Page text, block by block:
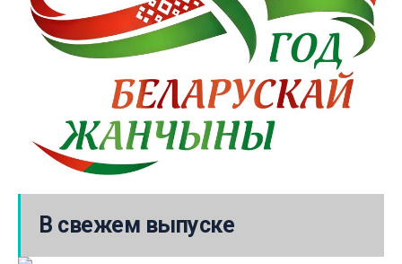
В свежем выпуске